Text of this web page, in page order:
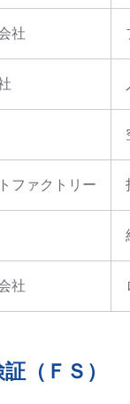
社
ファクトリー
社
（ＦＳ）